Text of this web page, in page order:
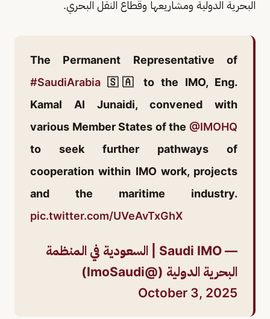
البحرية الدولية ومشاريعها وقطاع النقل البحري.
The Permanent Representative of
#SaudiArabia 🇸🇦 to the IMO, Eng.
Kamal Al Junaidi, convened with
various Member States of the @IMOHQ
to seek further pathways of
cooperation within IMO work, projects
and the maritime industry.
pic.twitter.com/UVeAvTxGhX
— Saudi IMO | السعودية في المنظمة
البحرية الدولية (@ImoSaudi)
October 3, 2025